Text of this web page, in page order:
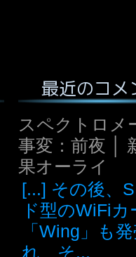
最近のコメ
スペクトロメ
事変：前夜 │
果オーライ
[...] その後、
ド型のWiFiカ
「Wing」も
れ、そ...